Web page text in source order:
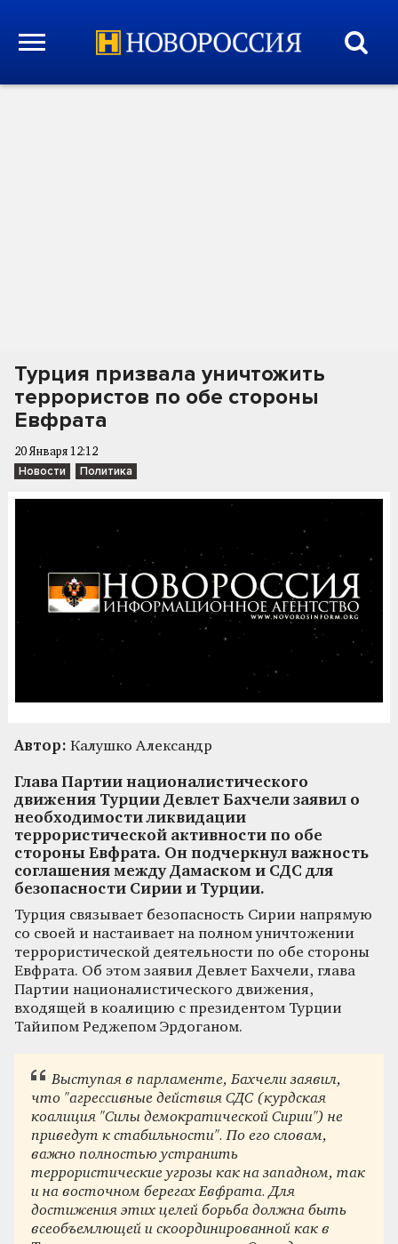
Турция призвала уничтожить
террористов по обе стороны
Евфрата
20 Января 12:12
Новости Политика
Автор: Калушко Александр
Глава Партии националистического
движения Турции Девлет Бахчели заявил о
необходимости ликвидации
террористической активности по обе
стороны Евфрата. Он подчеркнул важность
соглашения между Дамаском и СДС для
безопасности Сирии и Турции.
Турция связывает безопасность Сирии напрямую
со своей и настаивает на полном уничтожении
террористической деятельности по обе стороны
Евфрата. Об этом заявил Девлет Бахчели, глава
Партии националистического движения,
входящей в коалицию с президентом Турции
Тайипом Реджепом Эрдоганом.
Выступая в парламенте, Бахчели заявил,
что "агрессивные действия СДС (курдская
коалиция "Силы демократической Сирии") не
приведут к стабильности". По его словам,
важно полностью устранить
террористические угрозы как на западном, так
и на восточном берегах Евфрата. Для
достижения этих целей борьба должна быть
всеобъемлющей и скоординированной как в